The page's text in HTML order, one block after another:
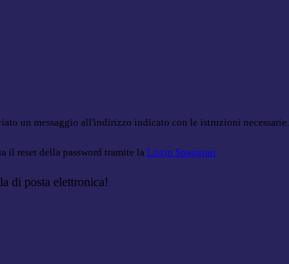
un messaggio all'indirizzo indicato con le istruzioni necessarie.
il reset della password tramite la Login Spaggiari
di posta elettronica!